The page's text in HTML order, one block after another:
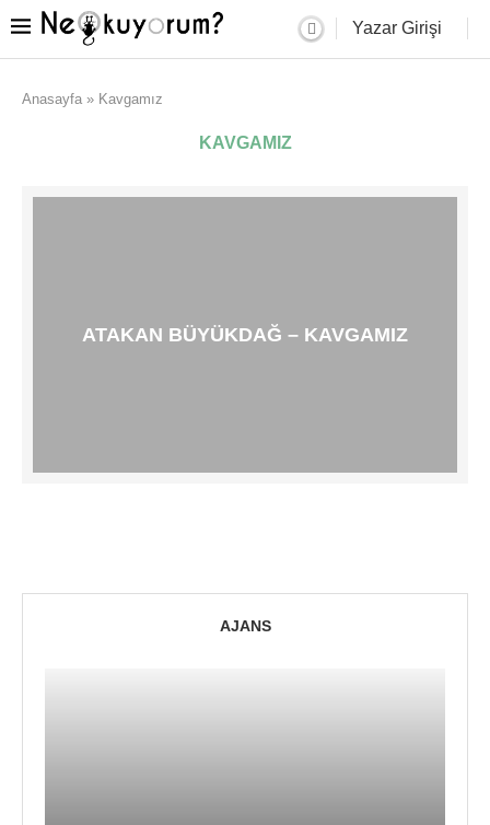
Yazar Girişi
Anasayfa » Kavgamız
KAVGAMIZ
ATAKAN BÜYÜKDAĞ – KAVGAMIZ
AJANS